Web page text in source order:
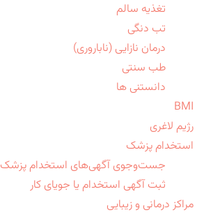
تغذیه سالم
تب دنگی
درمان نازایی (ناباروری)
طب سنتی
دانستنی ها
BMI
رژیم لاغری
استخدام پزشک
جست‌وجوی آگهی‌های استخدام پزشک
ثبت آگهی استخدام یا جویای کار
مراکز درمانی و زیبایی